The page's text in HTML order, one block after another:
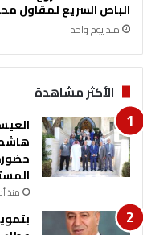
ز
ة
ا
ل
ب
ا
ب
ا
ف
ر
ن
ي
س
الباص السريع لمقاول
منذ يوم واحد
الأكثر مشاهدة
هاشم
منذ